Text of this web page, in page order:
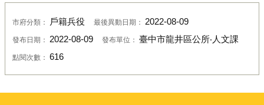
市府分類： 戶籍兵役 最後異動日期： 2022-08-09
發布日期： 2022-08-09 發布單位： 臺中市龍井區公所‧人文課
點閱次數： 616